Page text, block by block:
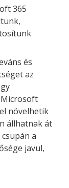
365
és
az
növelhetik
állhatnak át
a
javul,